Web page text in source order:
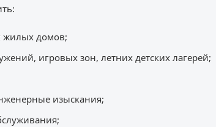
жилых домов;
игровых зон, летних детских лагерей;
изыскания;